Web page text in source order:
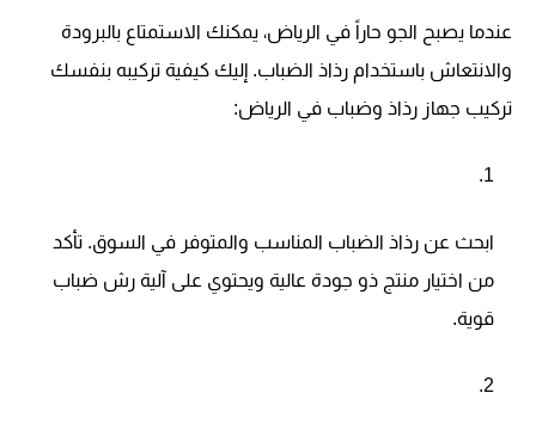
عندما يصبح الجو حاراً في الرياض، يمكنك الاستمتاع بالبرودة
والانتعاش باستخدام رذاذ الضباب. إليك كيفية تركيبه بنفسك
تركيب جهاز رذاذ وضباب في الرياض:
ابحث عن رذاذ الضباب المناسب والمتوفر في السوق. تأكد
من اختيار منتج ذو جودة عالية ويحتوي على آلية رش ضباب
قوية.